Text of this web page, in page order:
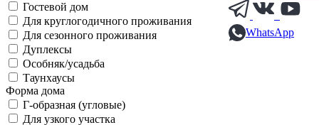
WhatsApp
Гостевой дом
Для круглогодичного проживания
Для сезонного проживания
Дуплексы
Особняк/усадьба
Таунхаусы
Форма дома
Г-образная (угловые)
Для узкого участка